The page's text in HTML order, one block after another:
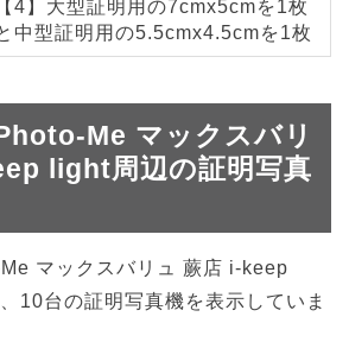
【4】大型証明用の7cmx5cmを1枚
中型証明用の5.5cmx4.5cmを1枚
Me マックスバリ
light周辺の証明写真
マックスバリュ 蕨店 i-keep
10台の証明写真機を表示していま